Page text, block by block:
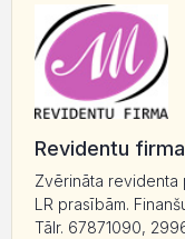
Revidentu
Zvērināta revidenta
LR prasībām.
Tālr. 67871090,